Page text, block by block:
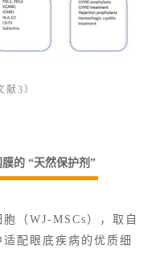
献3）
的 “天然保护剂”
（WJ-MSCs），取自
配眼底疾病的优质细